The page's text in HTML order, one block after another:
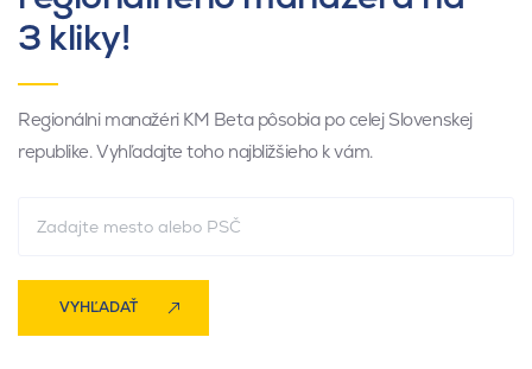
3 kliky!
Regionálni manažéri KM Beta pôsobia po celej Slovenskej
republike. Vyhľadajte toho najbližšieho k vám.
VYHĽADAŤ